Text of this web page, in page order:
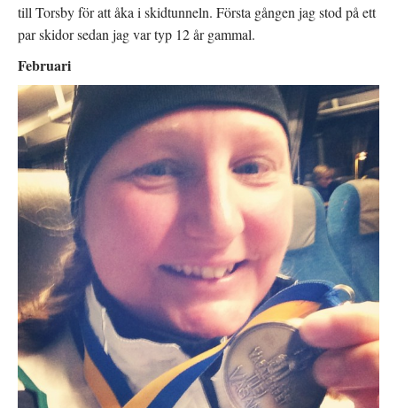
till Torsby för att åka i skidtunneln. Första gången jag stod på ett
par skidor sedan jag var typ 12 år gammal.
Februari